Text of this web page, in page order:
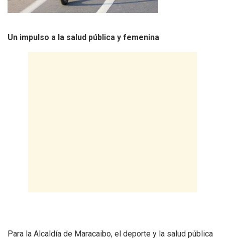
Un impulso a la salud pública y femenina
Para la Alcaldía de Maracaibo, el deporte y la salud pública